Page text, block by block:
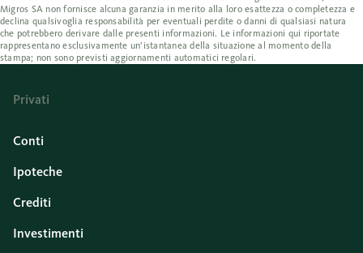
Migros SA non fornisce alcuna garanzia in merito alla loro esattezza o completezza e
declina qualsivoglia responsabilità per eventuali perdite o danni di qualsiasi natura
che potrebbero derivare dalle presenti informazioni. Le informazioni qui riportate
rappresentano esclusivamente un’istantanea della situazione al momento della
stampa; non sono previsti aggiornamenti automatici regolari.
Privati
Conti
Ipoteche
Crediti
Investimenti